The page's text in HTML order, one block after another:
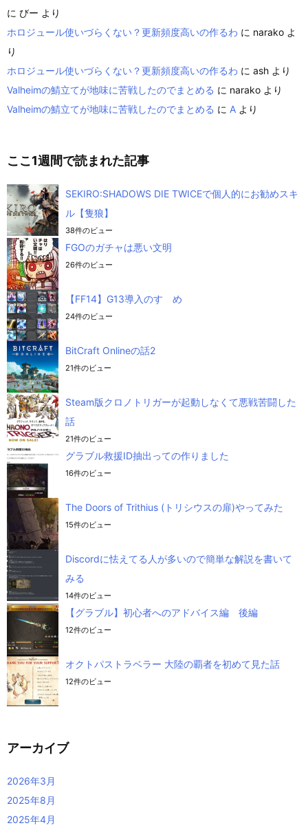
に びー より
ホロジュール使いづらくない？更新頻度高いの作るわ に narako よ
り
ホロジュール使いづらくない？更新頻度高いの作るわ に ash より
Valheimの鯖立てが地味に苦戦したのでまとめる に narako より
Valheimの鯖立てが地味に苦戦したのでまとめる に A より
ここ1週間で読まれた記事
SEKIRO:SHADOWS DIE TWICEで個人的にお勧めスキ
ル【隻狼】
38件のビュー
FGOのガチャは悪い文明
26件のビュー
【FF14】G13導入のすゝめ
24件のビュー
BitCraft Onlineの話2
21件のビュー
Steam版クロノトリガーが起動しなくて悪戦苦闘した
話
21件のビュー
グラブル救援ID抽出っての作りました
16件のビュー
The Doors of Trithius (トリシウスの扉)やってみた
15件のビュー
Discordに怯えてる人が多いので簡単な解説を書いて
みる
14件のビュー
【グラブル】初心者へのアドバイス編 後編
12件のビュー
オクトパストラベラー 大陸の覇者を初めて見た話
12件のビュー
アーカイブ
2026年3月
2025年8月
2025年4月